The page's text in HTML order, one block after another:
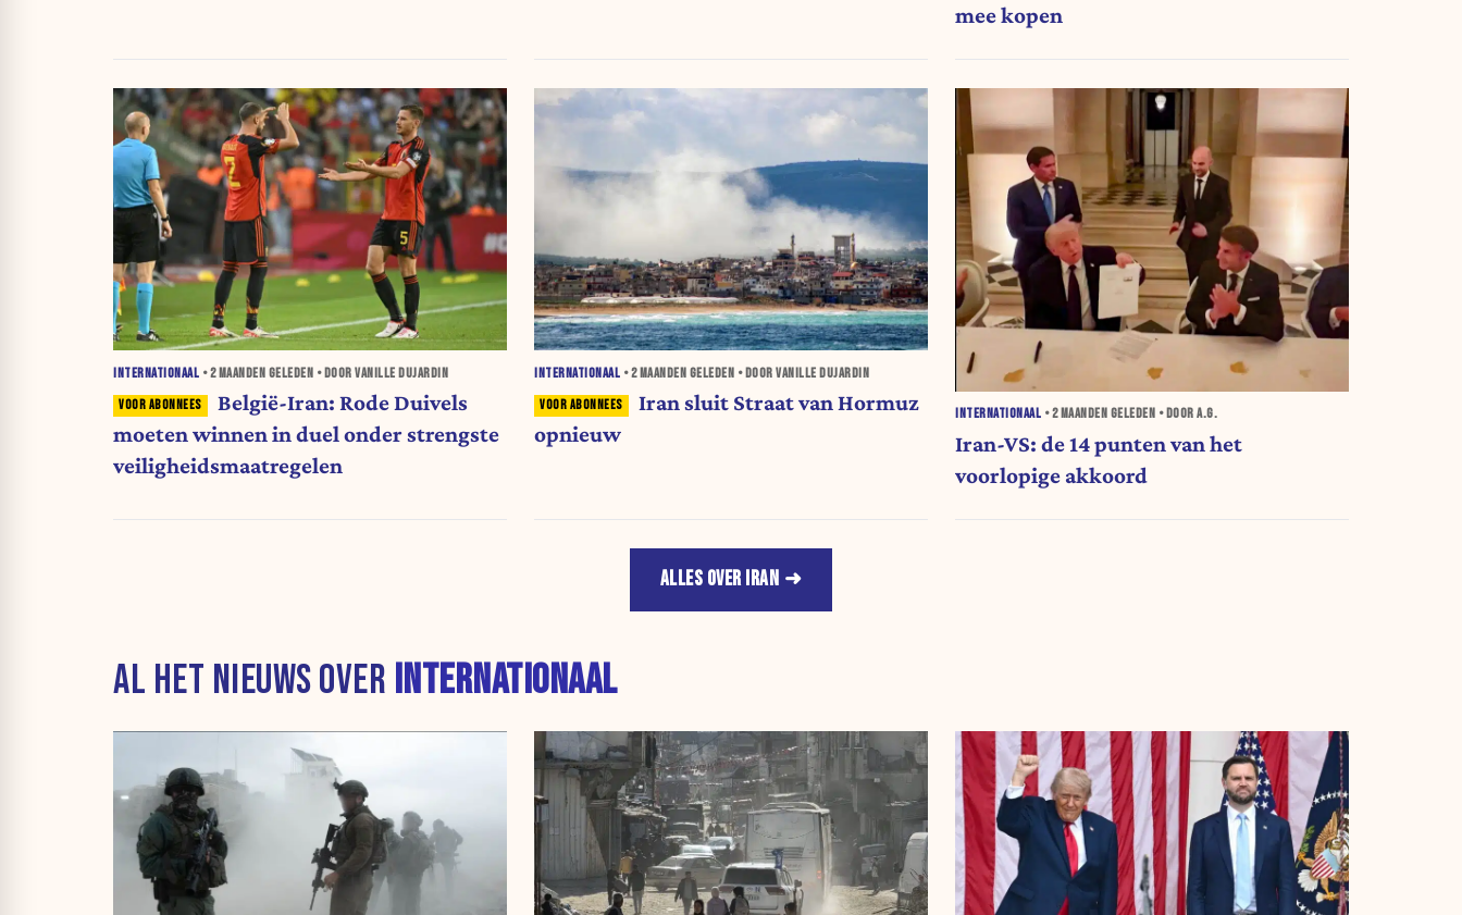
mee kopen
INTERNATIONAAL •2 MAANDEN GELEDEN • DOOR VANILLE DUJARDIN
België-Iran: Rode Duivels
moeten winnen in duel onder strengste
veiligheidsmaatregelen
INTERNATIONAAL •2 MAANDEN GELEDEN • DOOR VANILLE DUJARDIN
Iran sluit Straat van Hormuz
opnieuw
INTERNATIONAAL •2 MAANDEN GELEDEN • DOOR A.G.
Iran-VS: de 14 punten van het
voorlopige akkoord
ALLES OVER IRAN
AL HET NIEUWS OVER INTERNATIONAAL